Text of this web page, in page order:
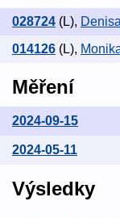
028724 (L),
014126 (L),
Měření
2024-09-15
2024-05-11
Výsledky